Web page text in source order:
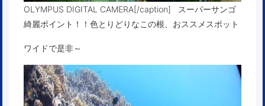
OLYMPUS DIGITAL CAMERA[/caption] スーパーサンゴ
綺麗ポイント！！色とりどりなこの根、おススメスポット
ワイドで是非～